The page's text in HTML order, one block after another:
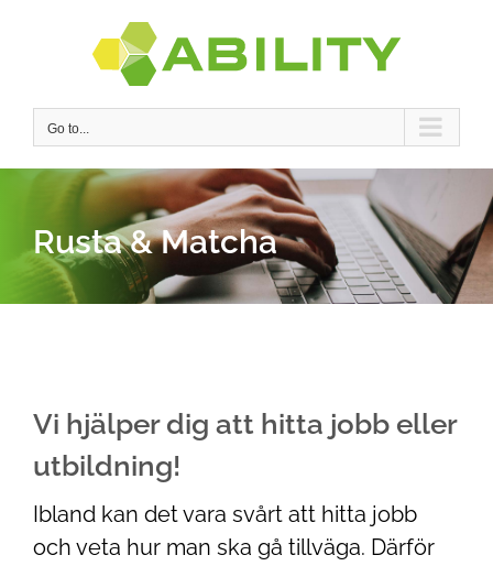
Go to...
Rusta & Matcha
Vi hjälper dig att hitta jobb eller
utbildning!
Ibland kan det vara svårt att hitta jobb
och veta hur man ska gå tillväga. Därför